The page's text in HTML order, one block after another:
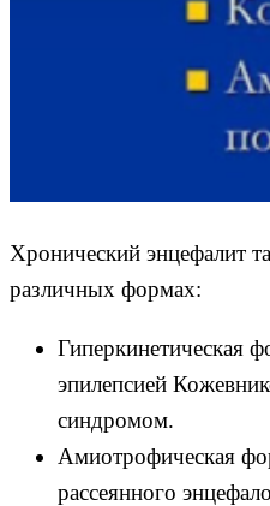
Хронический энцефалит
различных формах:
Гиперкинетическая
эпилепсией
синдромом.
Амиотрофическая
рассеянного